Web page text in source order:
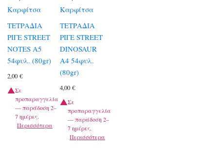
Καρφίτσα
ΤΕΤΡΑΔΙΑ
ΡΙΓΕ STREET
NOTES A5
54φυλ. (80gr)
2,00 €
Σε
προπαραγγελία
— παράδοση 2–
7 ημέρες.
Περισσότερα
Καρφίτσα
ΤΕΤΡΑΔΙΑ
ΡΙΓΕ STREET
DINOSAUR
A4 54φυλ.
(80gr)
4,00€
Σε
προπαραγγελία
— παράδοση 2–
7 ημέρες.
Περισσότερα